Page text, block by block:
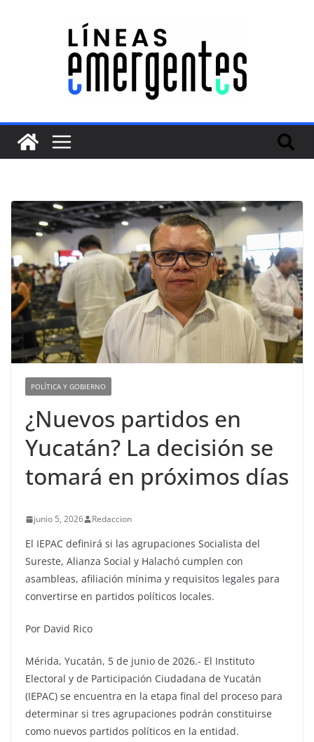
POLÍTICA Y GOBIERNO
¿Nuevos partidos en
Yucatán? La decisión se
tomará en próximos días
junio 5, 2026 Redaccion
El IEPAC definirá si las agrupaciones Socialista del
Sureste, Alianza Social y Halachó cumplen con
asambleas, afiliación mínima y requisitos legales para
convertirse en partidos políticos locales.
Por David Rico
Mérida, Yucatán, 5 de junio de 2026.- El Instituto
Electoral y de Participación Ciudadana de Yucatán
(IEPAC) se encuentra en la etapa final del proceso para
determinar si tres agrupaciones podrán constituirse
como nuevos partidos políticos en la entidad.